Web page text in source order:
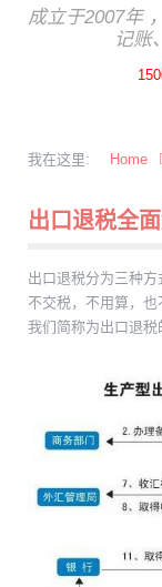
成立于2007年
记账
我在这里: Home
出口退税全
出口退税分为三种
不交税，不用算，
我们简称为出口退税